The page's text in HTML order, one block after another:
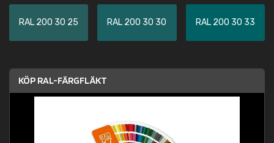
RAL 200 30 25 RAL 200 30 30 RAL 200 30 33
KÖP RAL-FÄRGFLÄKT